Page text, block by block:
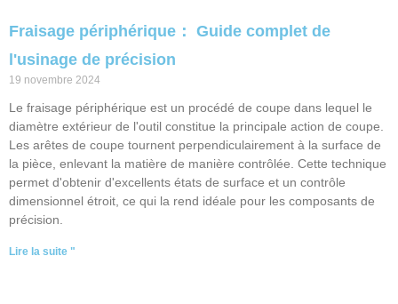
Fraisage périphérique： Guide complet de
l'usinage de précision
19 novembre 2024
Le fraisage périphérique est un procédé de coupe dans lequel le
diamètre extérieur de l'outil constitue la principale action de coupe.
Les arêtes de coupe tournent perpendiculairement à la surface de
la pièce, enlevant la matière de manière contrôlée. Cette technique
permet d'obtenir d'excellents états de surface et un contrôle
dimensionnel étroit, ce qui la rend idéale pour les composants de
précision.
Lire la suite "